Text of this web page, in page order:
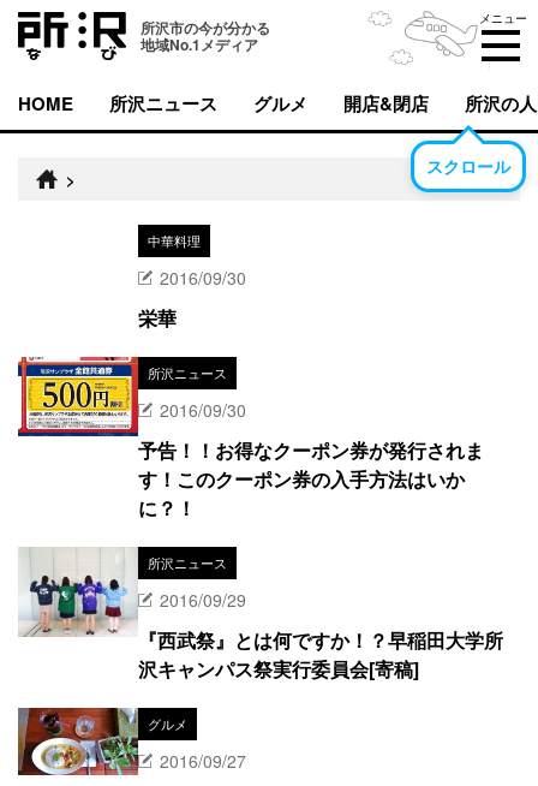
所沢市の今が分かる
地域No.1メディア
メニュー
HOME 所沢ニュース グルメ 開店&閉店 所沢の人
スクロール
>
中華料理
2016/09/30
栄華
所沢ニュース
2016/09/30
予告！！お得なクーポン券が発行されま
す！このクーポン券の入手方法はいか
に？！
所沢ニュース
2016/09/29
『西武祭』とは何ですか！？早稲田大学所
沢キャンパス祭実行委員会[寄稿]
グルメ
2016/09/27